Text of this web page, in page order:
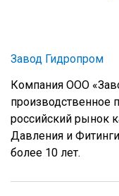
Завод Гидропром
Компания ООО
производственное
российский рынок
Давления и
более 10 лет.